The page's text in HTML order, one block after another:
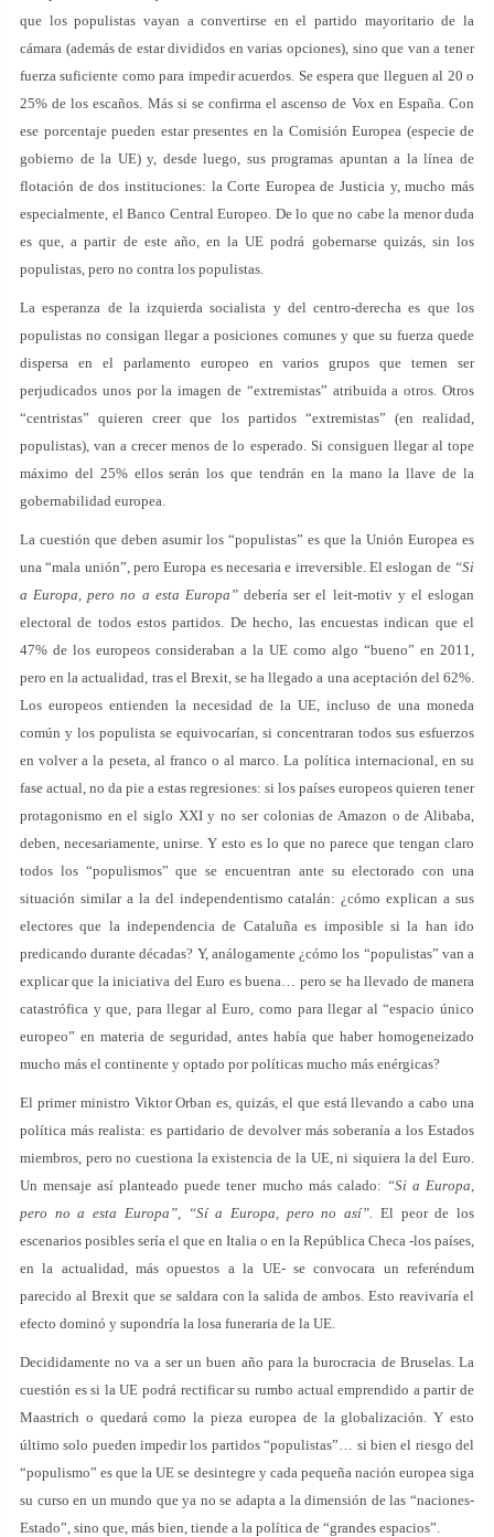
que los populistas vayan a convertirse en el partido mayoritario de la
cámara (además de estar divididos en varias opciones), sino que van a tener
fuerza suficiente como para impedir acuerdos. Se espera que lleguen al 20 o
25% de los escaños. Más si se confirma el ascenso de Vox en España. Con
ese porcentaje pueden estar presentes en la Comisión Europea (especie de
gobierno de la UE) y, desde luego, sus programas apuntan a la línea de
flotación de dos instituciones: la Corte Europea de Justicia y, mucho más
especialmente, el Banco Central Europeo. De lo que no cabe la menor duda
es que, a partir de este año, en la UE podrá gobernarse quizás, sin los
populistas, pero no contra los populistas.
La esperanza de la izquierda socialista y del centro-derecha es que los
populistas no consigan llegar a posiciones comunes y que su fuerza quede
dispersa en el parlamento europeo en varios grupos que temen ser
perjudicados unos por la imagen de “extremistas” atribuida a otros. Otros
“centristas” quieren creer que los partidos “extremistas” (en realidad,
populistas), van a crecer menos de lo esperado. Si consiguen llegar al tope
máximo del 25% ellos serán los que tendrán en la mano la llave de la
gobernabilidad europea.
La cuestión que deben asumir los “populistas” es que la Unión Europea es
una “mala unión”, pero Europa es necesaria e irreversible. El eslogan de “Si
a Europa, pero no a esta Europa”debería ser el leit-motiv y el eslogan
electoral de todos estos partidos. De hecho, las encuestas indican que el
47% de los europeos consideraban a la UE como algo “bueno” en 2011,
pero en la actualidad, tras el Brexit, se ha llegado a una aceptación del 62%.
Los europeos entienden la necesidad de la UE, incluso de una moneda
común y los populista se equivocarían, si concentraran todos sus esfuerzos
en volver a la peseta, al franco o al marco. La política internacional, en su
fase actual, no da pie a estas regresiones: si los países europeos quieren tener
protagonismo en el siglo XXI y no ser colonias de Amazon o de Alibaba,
deben, necesariamente, unirse. Y esto es lo que no parece que tengan claro
todos los “populismos” que se encuentran ante su electorado con una
situación similar a la del independentismo catalán: ¿cómo explican a sus
electores que la independencia de Cataluña es imposible si la han ido
predicando durante décadas? Y, análogamente ¿cómo los “populistas” van a
explicar que la iniciativa del Euro es buena… pero se ha llevado de manera
catastrófica y que, para llegar al Euro, como para llegar al “espacio único
europeo” en materia de seguridad, antes había que haber homogeneizado
mucho más el continente y optado por políticas mucho más enérgicas?
El primer ministro Viktor Orban es, quizás, el que está llevando a cabo una
política más realista: es partidario de devolver más soberanía a los Estados
miembros, pero no cuestiona la existencia de la UE, ni siquiera la del Euro.
Un mensaje así planteado puede tener mucho más calado: “Si a Europa,
pero no a esta Europa”, “Sí a Europa, pero no así”. El peor de los
escenarios posibles sería el que en Italia o en la República Checa -los países,
en la actualidad, más opuestos a la UE- se convocara un referéndum
parecido al Brexit que se saldara con la salida de ambos. Esto reavivaría el
efecto dominó y supondría la losa funeraria de la UE.
Decididamente no va a ser un buen año para la burocracia de Bruselas. La
cuestión es si la UE podrá rectificar su rumbo actual emprendido a partir de
Maastrich o quedará como la pieza europea de la globalización. Y esto
último solo pueden impedir los partidos “populistas”… si bien el riesgo del
“populismo” es que la UE se desintegre y cada pequeña nación europea siga
su curso en un mundo que ya no se adapta a la dimensión de las “naciones-
Estado”, sino que, más bien, tiende a la política de “grandes espacios”.